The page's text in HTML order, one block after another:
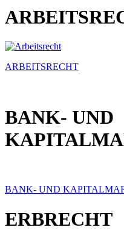
ARBEITSRECHT
BANK- UND
BANK- UND
ERBRECHT